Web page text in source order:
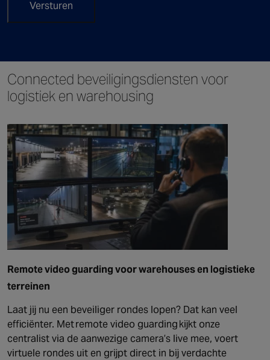
Connected beveiligingsdiensten voor
logistiek en warehousing
Remote video guarding voor warehouses en logistieke
terreinen
Laat jij nu een beveiliger rondes lopen? Dat kan veel
efficiënter. Met remote video guarding kijkt onze
centralist via de aanwezige camera’s live mee, voert
virtuele rondes uit en grijpt direct in bij verdachte